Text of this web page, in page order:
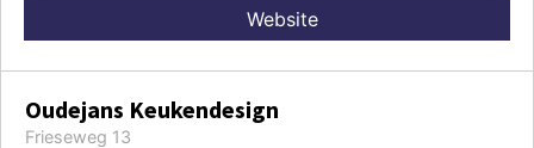
Website
Oudejans Keukendesign
Frieseweg 13